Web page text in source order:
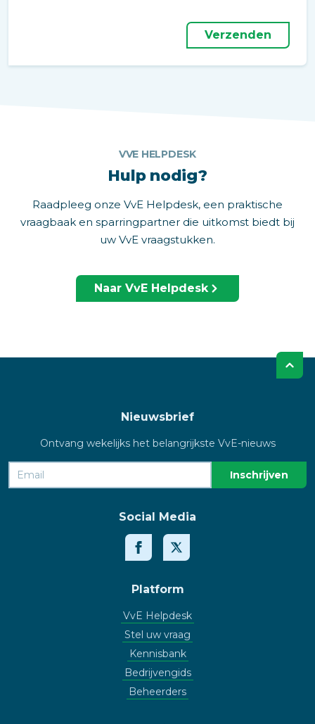
Verzenden
VVE HELPDESK
Hulp nodig?
Raadpleeg onze VvE Helpdesk, een praktische
vraagbaak en sparringpartner die uitkomst biedt bij
uw VvE vraagstukken.
Naar VvE Helpdesk
Nieuwsbrief
Ontvang wekelijks het belangrijkste VvE-nieuws
Social Media
Platform
VvE Helpdesk
Stel uw vraag
Kennisbank
Bedrijvengids
Beheerders